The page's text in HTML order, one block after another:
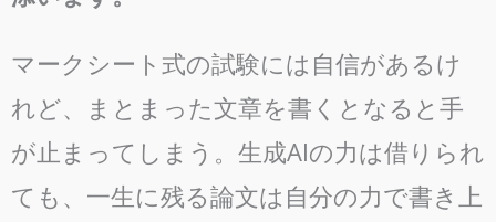
マークシート 式の試験には自信があるけ
れど、まとまった文章を書くとなると手
が止まってしまう。生成AIの力は借りられ
ても、一生に残る論文は自分の力で書き上